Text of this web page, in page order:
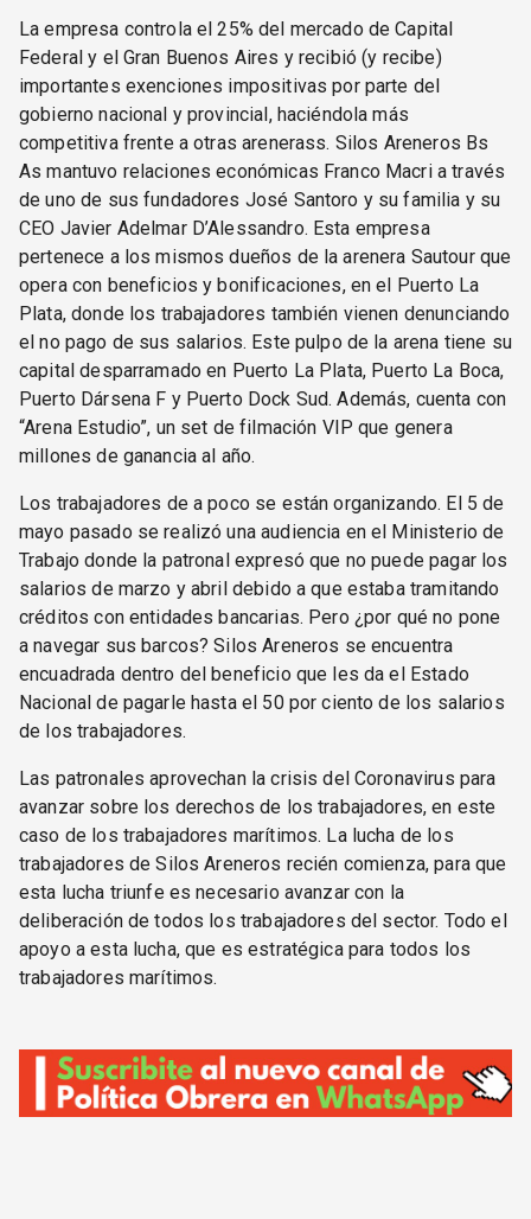
La empresa controla el 25% del mercado de Capital
Federal y el Gran Buenos Aires y recibió (y recibe)
importantes exenciones impositivas por parte del
gobierno nacional y provincial, haciéndola más
competitiva frente a otras arenerass. Silos Areneros Bs
As mantuvo relaciones económicas Franco Macri a través
de uno de sus fundadores José Santoro y su familia y su
CEO Javier Adelmar D’Alessandro. Esta empresa
pertenece a los mismos dueños de la arenera Sautour que
opera con beneficios y bonificaciones, en el Puerto La
Plata, donde los trabajadores también vienen denunciando
el no pago de sus salarios. Este pulpo de la arena tiene su
capital desparramado en Puerto La Plata, Puerto La Boca,
Puerto Dársena F y Puerto Dock Sud. Además, cuenta con
“Arena Estudio”, un set de filmación VIP que genera
millones de ganancia al año.
Los trabajadores de a poco se están organizando. El 5 de
mayo pasado se realizó una audiencia en el Ministerio de
Trabajo donde la patronal expresó que no puede pagar los
salarios de marzo y abril debido a que estaba tramitando
créditos con entidades bancarias. Pero ¿por qué no pone
a navegar sus barcos? Silos Areneros se encuentra
encuadrada dentro del beneficio que les da el Estado
Nacional de pagarle hasta el 50 por ciento de los salarios
de los trabajadores.
Las patronales aprovechan la crisis del Coronavirus para
avanzar sobre los derechos de los trabajadores, en este
caso de los trabajadores marítimos. La lucha de los
trabajadores de Silos Areneros recién comienza, para que
esta lucha triunfe es necesario avanzar con la
deliberación de todos los trabajadores del sector. Todo el
apoyo a esta lucha, que es estratégica para todos los
trabajadores marítimos.